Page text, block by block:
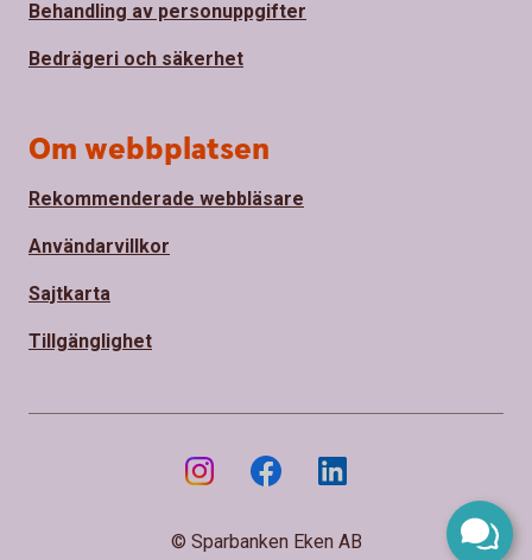
Behandling av personuppgifter
Bedrägeri och säkerhet
Om webbplatsen
Rekommenderade webbläsare
Användarvillkor
Sajtkarta
Tillgänglighet
© Sparbanken Eken AB